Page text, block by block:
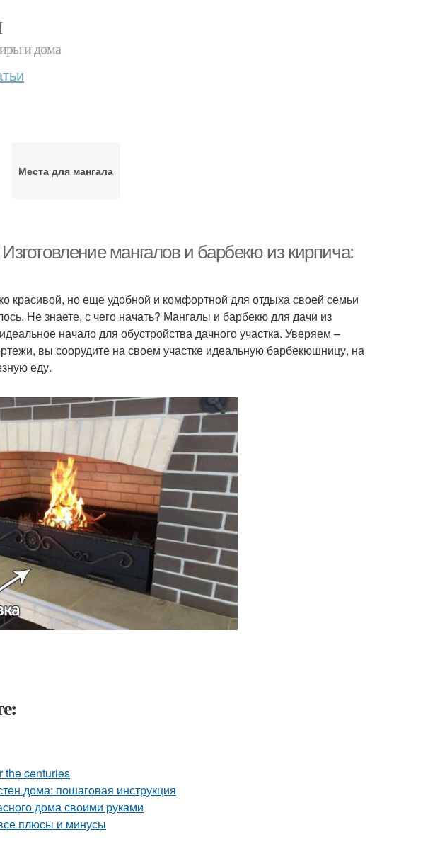
и дома
Места для мангала
мангалов и барбекю из кирпича:
красивой, но еще удобной и комфортной для отдыха своей семьи
Не знаете, с чего начать? Мангалы и барбекю для дачи из
начало для обустройства дачного участка. Уверяем –
вы соорудите на своем участке идеальную барбекюшницу, на
еду.
the centuries
дома: пошаговая инструкция
дома своими руками
плюсы и минусы